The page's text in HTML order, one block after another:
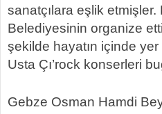
sanatçılara eşlik
Belediyesinin organize
şekilde hayatın içinde
Usta Çı’rock konserleri
Gebze Osman Hamdi